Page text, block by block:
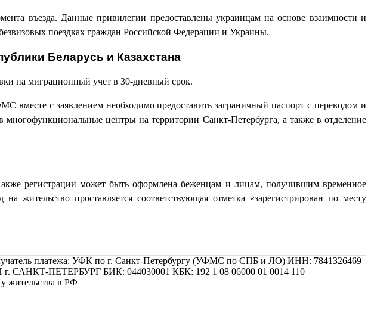
въезда. Данные привилегии предоставлены украинцам на основе взаимности и
поездках граждан Российской Федерации и Украины.
Беларусь и Казахстана
на миграционный учет в 30-дневный срок.
с заявлением необходимо предоставить заграничный паспорт с переводом и
центры на территории Санкт-Петербурга, а также в отделение
регистрации может быть оформлена беженцам и лицам, получившим временное
проставляется соответствующая отметка «зарегистрирован по месту
платежа: УФК по г. Санкт-Петербургу (УФМС по СПБ и ЛО) ИНН: 7841326469
ПЕТЕРБУРГ БИК: 044030001 КБК: 192 1 08 06000 01 0014 110
жительства в РФ